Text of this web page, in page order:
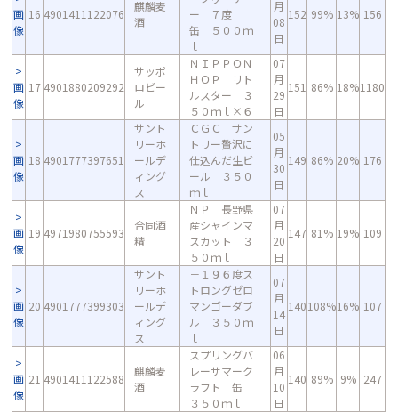
画
像
16 4901411122076
麒麟麦
酒
ー ７度
缶 ５００ｍ
ｌ
月
08
日
152 99% 13% 156
画
像
17 4901880209292
サッポ
ロビー
ル
ＮＩＰＰＯＮ
ＨＯＰ リト
ルスター ３
５０ｍｌ×６
07
月
29
日
151 86% 18%1180
画
像
18 4901777397651
サント
リーホ
ールデ
ィング
ス
ＣＧＣ サン
トリー贅沢に
仕込んだ生ビ
ール ３５０
ｍｌ
05
月
30
日
149 86% 20% 176
画
像
19 4971980755593
合同酒
精
ＮＰ 長野県
産シャインマ
スカット ３
５０ｍｌ
07
月
20
日
147 81% 19% 109
画
像
20 4901777399303
サント
リーホ
ールデ
ィング
ス
－１９６度ス
トロングゼロ
マンゴーダブ
ル ３５０ｍ
ｌ
07
月
14
日
140108%16% 107
画
像
21 4901411122588
麒麟麦
酒
スプリングバ
レーサマーク
ラフト 缶
３５０ｍｌ
06
月
10
日
140 89% 9% 247